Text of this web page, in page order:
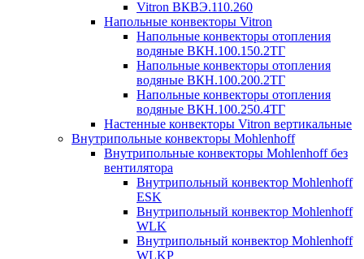
Vitron ВКВЭ.110.260
Напольные конвекторы Vitron
Напольные конвекторы отопления
водяные ВКН.100.150.2ТГ
Напольные конвекторы отопления
водяные ВКН.100.200.2ТГ
Напольные конвекторы отопления
водяные ВКН.100.250.4ТГ
Настенные конвекторы Vitron вертикальные
Внутрипольные конвекторы Mohlenhoff
Внутрипольные конвекторы Mohlenhoff без
вентилятора
Внутрипольный конвектор Mohlenhoff
ESK
Внутрипольный конвектор Mohlenhoff
WLK
Внутрипольный конвектор Mohlenhoff
WLKP